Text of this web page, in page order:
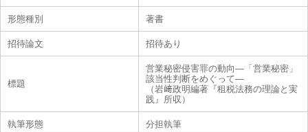
形態種別 著書
招待論文 招待あり
標題
営業秘密侵害罪の動向―「営業秘密」
該当性判断をめぐって―
（岩﨑政明編著『租税法務の理論と実
践』所収）
執筆形態 分担執筆